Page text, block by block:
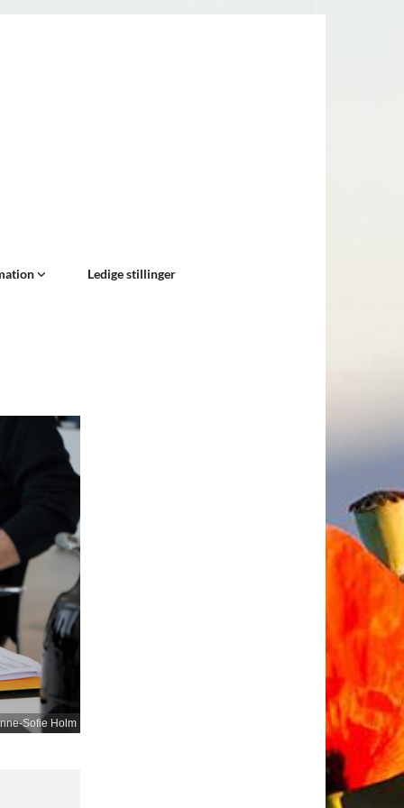
Ledige stillinger
Sofie Holm